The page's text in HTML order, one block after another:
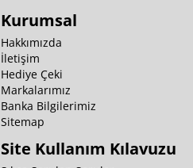
Kurumsal
Hakkımızda
İletişim
Hediye Çeki
Markalarımız
Banka Bilgilerimiz
Sitemap
Site Kullanım Kılavuzu